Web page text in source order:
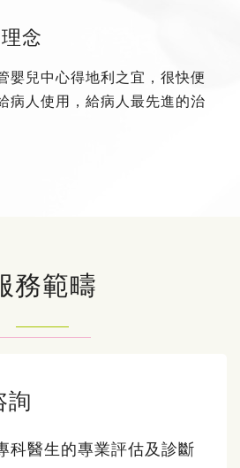
念
嬰兒中心得地利之宜，很快便
病人使用，給病人最先進的治
務範疇
詢
科醫生的專業評估及診斷